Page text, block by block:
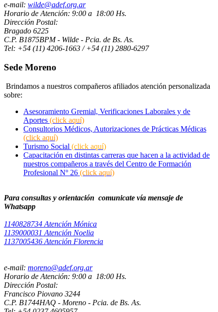
​e-mail: wilde@adef.org.ar
Horario de Atención: 9:00 a 18:00 Hs.
Dirección Postal:
Bragado 6225
C.P. B1875BPM - Wilde - Pcia. de Bs. As.
Tel: +54 (11) 4206-1663 / +54 (11) 2880-6297
Sede Moreno
Brindamos a nuestros compañeros afiliados atención personalizada
sobre:
Asesoramiento Gremial, Verificaciones Laborales y de
Aportes (click aquí)
Consultorios Médicos, Autorizaciones de Prácticas Médicas
(click aquí)
Turismo Social (click aquí)
Capacitación en distintas carreras que hacen a la actividad de
nuestros compañeros a través del Centro de Formación
Profesional Nº 26 (click aquí)
Para consultas y orientación comunicate vía mensaje de
Whatsapp
1140828734 Atención Mónica
1139000031 Atención Noelia
1137005436 Atención Florencia
e-mail: moreno@adef.org.ar
Horario de Atención: 9:00 a 18:00 Hs.
Dirección Postal:
Francisco Piovano 3244
C.P. B1744HAQ - Moreno - Pcia. de Bs. As.